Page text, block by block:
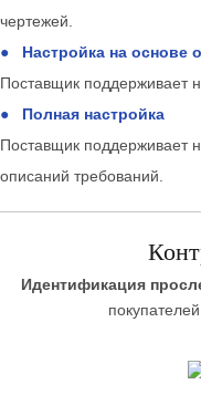
чертежей.
●
Настройка на основе
Поставщик поддерживает
●
Полная настройка
Поставщик поддерживает
описаний требований.
Идентификация